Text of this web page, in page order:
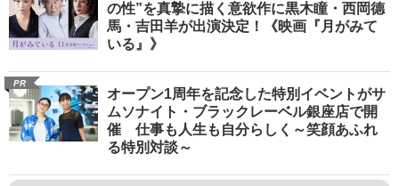
の性”を真摯に描く意欲作に黒木瞳・西岡德
馬・吉田羊が出演決定！《映画『月がみて
いる』》
PR
オープン1周年を記念した特別イベントがサ
ムソナイト・ブラックレーベル銀座店で開
催 仕事も人生も自分らしく～笑顔あふれ
る特別対談～